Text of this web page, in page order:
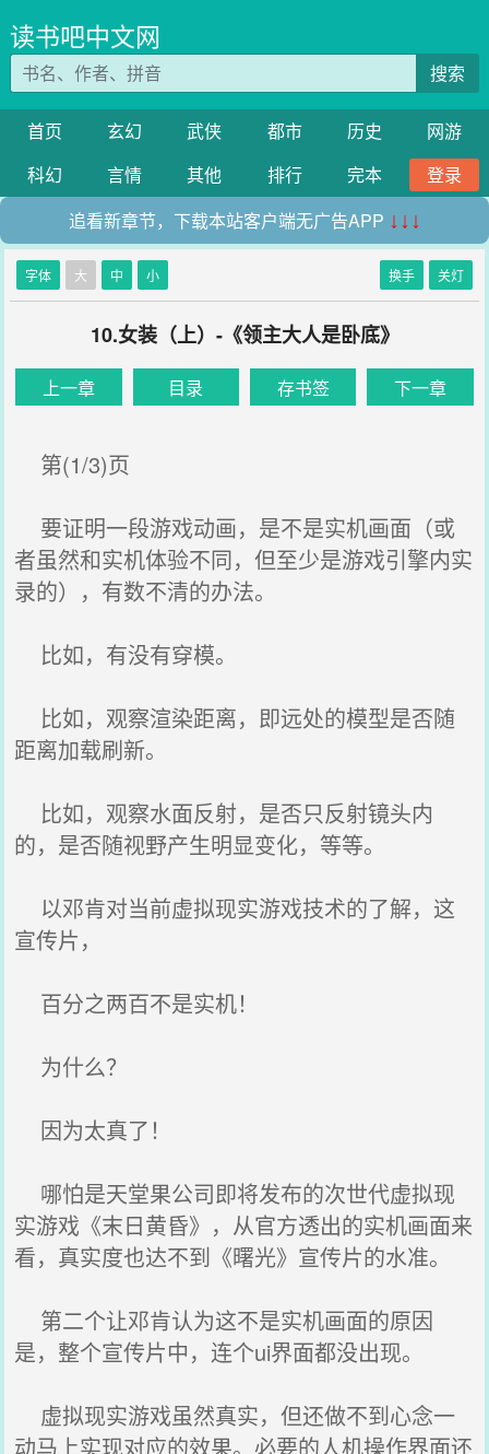
读书吧中文网
搜索
首页 玄幻 武侠 都市 历史
网游
科幻
言情 其他 排行 完本
登录
追看新章节，下载本站客户端无广告APP ↓↓↓
字体 大 中 小 换手 关灯
10.女装（上）-《领主大人是卧底》
上一章 目录 存书签 下一章
第(1/3)页
要证明一段游戏动画，是不是实机画面（或
者虽然和实机体验不同，但至少是游戏引擎内实
录的），有数不清的办法。
比如，有没有穿模。
比如，观察渲染距离，即远处的模型是否随
距离加载刷新。
比如，观察水面反射，是否只反射镜头内
的，是否随视野产生明显变化，等等。
以邓肯对当前虚拟现实游戏技术的了解，这
宣传片，
百分之两百不是实机！
为什么？
因为太真了！
哪怕是天堂果公司即将发布的次世代虚拟现
实游戏《末日黄昏》，从官方透出的实机画面来
看，真实度也达不到《曙光》宣传片的水准。
第二个让邓肯认为这不是实机画面的原因
是，整个宣传片中，连个ui界面都没出现。
虚拟现实游戏虽然真实，但还做不到心念一
动马上实现对应的效果。必要的人机操作界面还